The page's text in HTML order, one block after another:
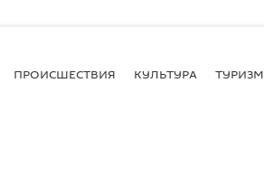
ПРОИСШЕСТВИЯ КУЛЬТУРА ТУРИЗМ